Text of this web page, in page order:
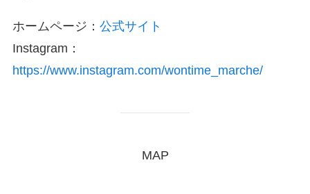
ホームページ： 公式サイト
Instagram：
https://www.instagram.com/wontime_marche/
MAP